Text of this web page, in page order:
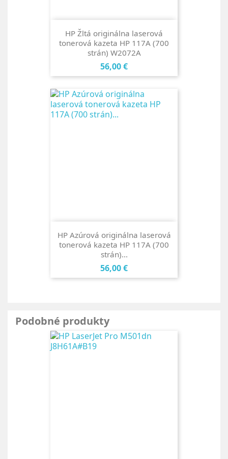
HP Žltá originálna laserová
tonerová kazeta HP 117A (700
strán) W2072A
Cena
56,00 €
HP Azúrová originálna laserová
tonerová kazeta HP 117A (700
strán)...
Cena
56,00 €
Podobné produkty